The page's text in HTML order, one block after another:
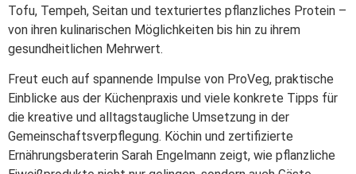
Tofu, Tempeh, Seitan und texturiertes pflanzliches Protein –
von ihren kulinarischen Möglichkeiten bis hin zu ihrem
gesundheitlichen Mehrwert.
Freut euch auf spannende Impulse von ProVeg, praktische
Einblicke aus der Küchenpraxis und viele konkrete Tipps für
die kreative und alltagstaugliche Umsetzung in der
Gemeinschaftsverpflegung. Köchin und zertifizierte
Ernährungsberaterin Sarah Engelmann zeigt, wie pflanzliche